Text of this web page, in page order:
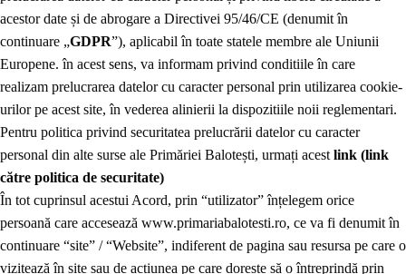
acestor date și de abrogare a Directivei 95/46/CE (denumit în
continuare „GDPR”), aplicabil în toate statele membre ale Uniunii
Europene. în acest sens, va informam privind conditiile în care
realizam prelucrarea datelor cu caracter personal prin utilizarea cookie-
urilor pe acest site, în vederea alinierii la dispozitiile noii reglementari.
Pentru politica privind securitatea prelucrării datelor cu caracter
personal din alte surse ale Primăriei Balotești, urmați acest link (link
către politica de securitate)
În tot cuprinsul acestui Acord, prin “utilizator” înțelegem orice
persoană care accesează www.primariabalotesti.ro, ce va fi denumit în
continuare “site” / “Website”, indiferent de pagina sau resursa pe care o
vizitează în site sau de acțiunea pe care dorește să o întreprindă prin